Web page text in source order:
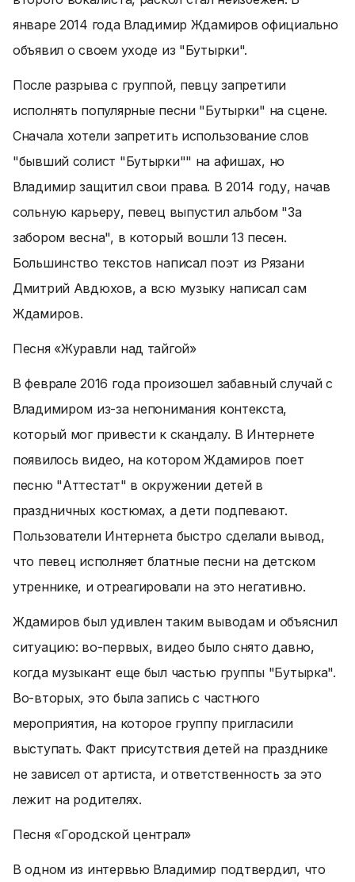
январе 2014 года Владимир Ждамиров официально
объявил о своем уходе из "Бутырки".
После разрыва с группой, певцу запретили
исполнять популярные песни "Бутырки" на сцене.
Сначала хотели запретить использование слов
"бывший солист "Бутырки"" на афишах, но
Владимир защитил свои права. В 2014 году, начав
сольную карьеру, певец выпустил альбом "За
забором весна", в который вошли 13 песен.
Большинство текстов написал поэт из Рязани
Дмитрий Авдюхов, а всю музыку написал сам
Ждамиров.
Песня «Журавли над тайгой»
В феврале 2016 года произошел забавный случай с
Владимиром из-за непонимания контекста,
который мог привести к скандалу. В Интернете
появилось видео, на котором Ждамиров поет
песню "Аттестат" в окружении детей в
праздничных костюмах, а дети подпевают.
Пользователи Интернета быстро сделали вывод,
что певец исполняет блатные песни на детском
утреннике, и отреагировали на это негативно.
Ждамиров был удивлен таким выводам и объяснил
ситуацию: во-первых, видео было снято давно,
когда музыкант еще был частью группы "Бутырка".
Во-вторых, это была запись с частного
мероприятия, на которое группу пригласили
выступать. Факт присутствия детей на празднике
не зависел от артиста, и ответственность за это
лежит на родителях.
Песня «Городской централ»
В одном из интервью Владимир подтвердил, что